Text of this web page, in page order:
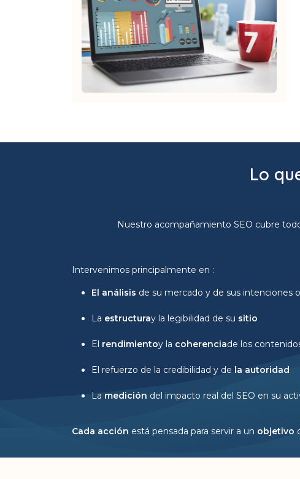
Lo
Nuestro acompañamiento SEO cubre
Intervenimos principalmente en :
El análisis de su mercado y de sus intenciones
La estructuray la legibilidad de su sitio
El rendimientoy la coherenciade los
El refuerzo de la credibilidad y de la autoridad
La medición del impacto real del SEO en su
Cada acción está pensada para servir a un objetivo